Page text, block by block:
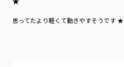
思ってたより軽くて動きやすそうです ★